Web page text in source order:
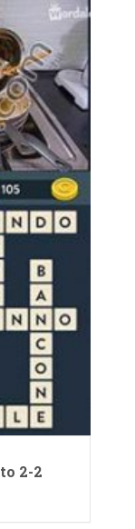
2-2